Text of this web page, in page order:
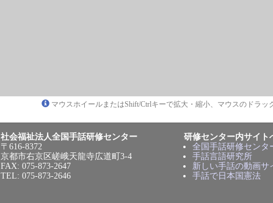
マウスホイールまたはShift/Ctrlキーで拡大・縮小、マウスのドラッ
社会福祉法人全国手話研修センター
〒616-8372
京都市右京区嵯峨天龍寺広道町3-4
FAX: 075-873-2647
TEL: 075-873-2646
研修センター内サイト
全国手話研修センタ
手話言語研究所
新しい手話の動画サ
手話で日本国憲法